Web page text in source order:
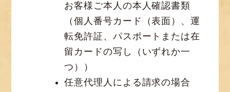
お客様ご本人の本人確認書類
（個人番号カード（表面）、運
転免許証、パスポートまたは在
留カードの写し（いずれか一
つ））
任意代理人による請求の場合